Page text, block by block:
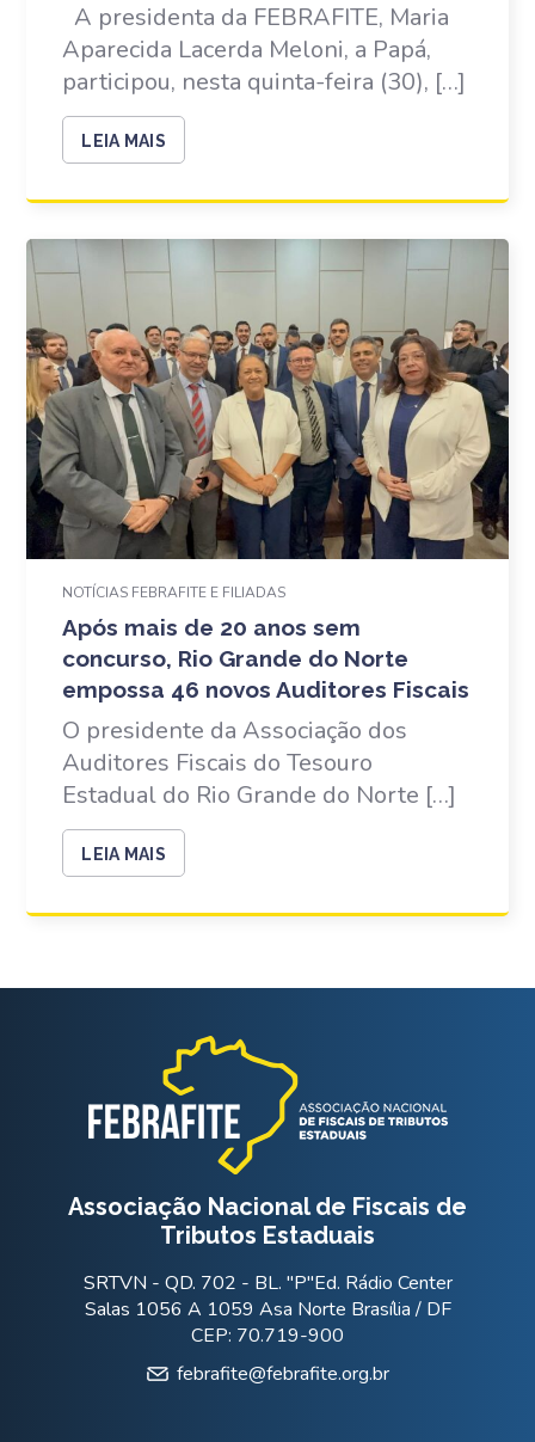
A presidenta da FEBRAFITE, Maria
Aparecida Lacerda Meloni, a Papá,
participou, nesta quinta-feira (30), […]
LEIA MAIS
NOTÍCIAS FEBRAFITE E FILIADAS
Após mais de 20 anos sem
concurso, Rio Grande do Norte
empossa 46 novos Auditores Fiscais
O presidente da Associação dos
Auditores Fiscais do Tesouro
Estadual do Rio Grande do Norte […]
LEIA MAIS
Associação Nacional de Fiscais de
Tributos Estaduais
SRTVN - QD. 702 - BL. "P"Ed. Rádio Center
Salas 1056 A 1059 Asa Norte Brasília / DF
CEP: 70.719-900
febrafite@febrafite.org.br